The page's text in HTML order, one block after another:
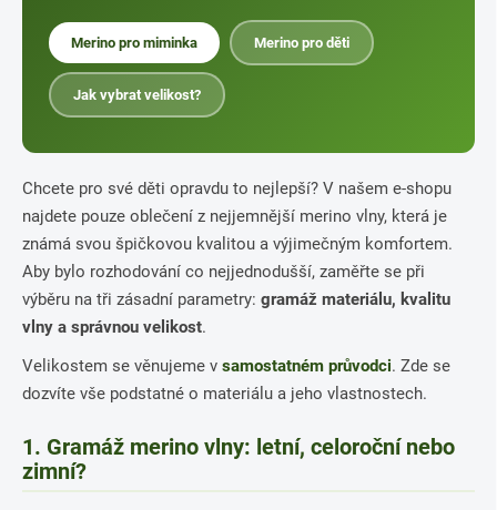
Merino pro miminka Merino pro děti
Jak vybrat velikost?
Chcete pro své děti opravdu to nejlepší? V našem e-shopu
najdete pouze oblečení z nejjemnější merino vlny, která je
známá svou špičkovou kvalitou a výjimečným komfortem.
Aby bylo rozhodování co nejjednodušší, zaměřte se při
výběru na tři zásadní parametry: gramáž materiálu, kvalitu
vlny a správnou velikost.
Velikostem se věnujeme v samostatném průvodci. Zde se
dozvíte vše podstatné o materiálu a jeho vlastnostech.
1. Gramáž merino vlny: letní, celoroční nebo
zimní?